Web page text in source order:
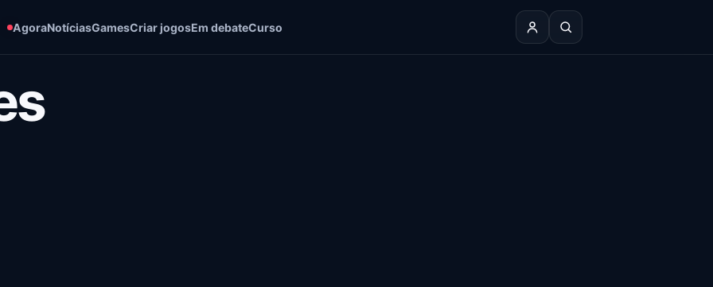
AgoraNotíciasGamesCriar jogosEm debateCurso